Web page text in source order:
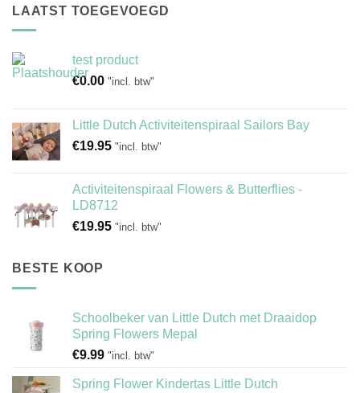
LAATST TOEGEVOEGD
test product
€0.00 "incl. btw"
Little Dutch Activiteitenspiraal Sailors Bay
€19.95 "incl. btw"
Activiteitenspiraal Flowers & Butterflies -
LD8712
€19.95 "incl. btw"
BESTE KOOP
Schoolbeker van Little Dutch met Draaidop
Spring Flowers Mepal
€9.99 "incl. btw"
Spring Flower Kindertas Little Dutch